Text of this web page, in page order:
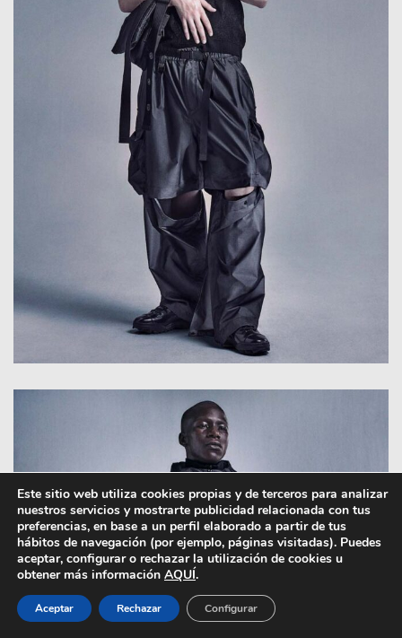
Este sitio web utiliza cookies propias y de terceros para analizar
nuestros servicios y mostrarte publicidad relacionada con tus
preferencias, en base a un perfil elaborado a partir de tus
hábitos de navegación (por ejemplo, páginas visitadas). Puedes
aceptar, configurar o rechazar la utilización de cookies u
obtener más información AQUÍ.
Aceptar Rechazar Configurar